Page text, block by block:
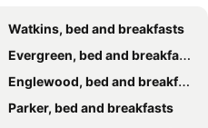
Watkins, bed and breakfasts
Evergreen, bed and breakfasts
Englewood, bed and breakfasts
Parker, bed and breakfasts